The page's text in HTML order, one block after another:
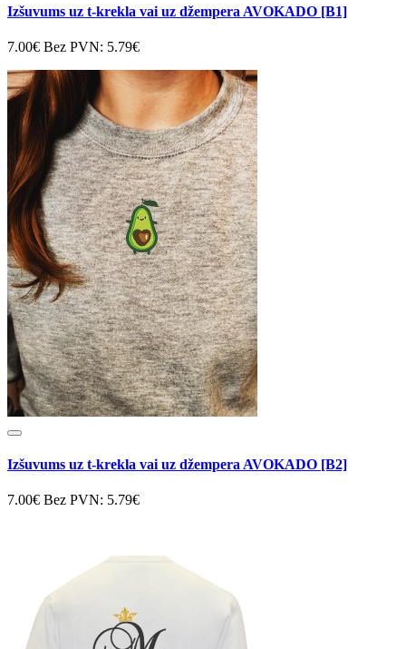
Izšuvums uz t-krekla vai uz džempera AVOKADO [B1]
7.00€ Bez PVN: 5.79€
Izšuvums uz t-krekla vai uz džempera AVOKADO [B2]
7.00€ Bez PVN: 5.79€